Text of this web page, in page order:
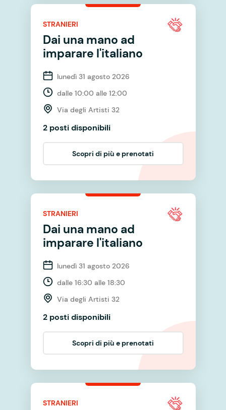
STRANIERI
Dai una mano ad
imparare l'italiano
lunedì 31 agosto 2026
dalle 10:00 alle 12:00
Via degli Artisti 32
2 posti disponibili
Scopri di più e prenotati
STRANIERI
Dai una mano ad
imparare l'italiano
lunedì 31 agosto 2026
dalle 16:30 alle 18:30
Via degli Artisti 32
2 posti disponibili
Scopri di più e prenotati
STRANIERI